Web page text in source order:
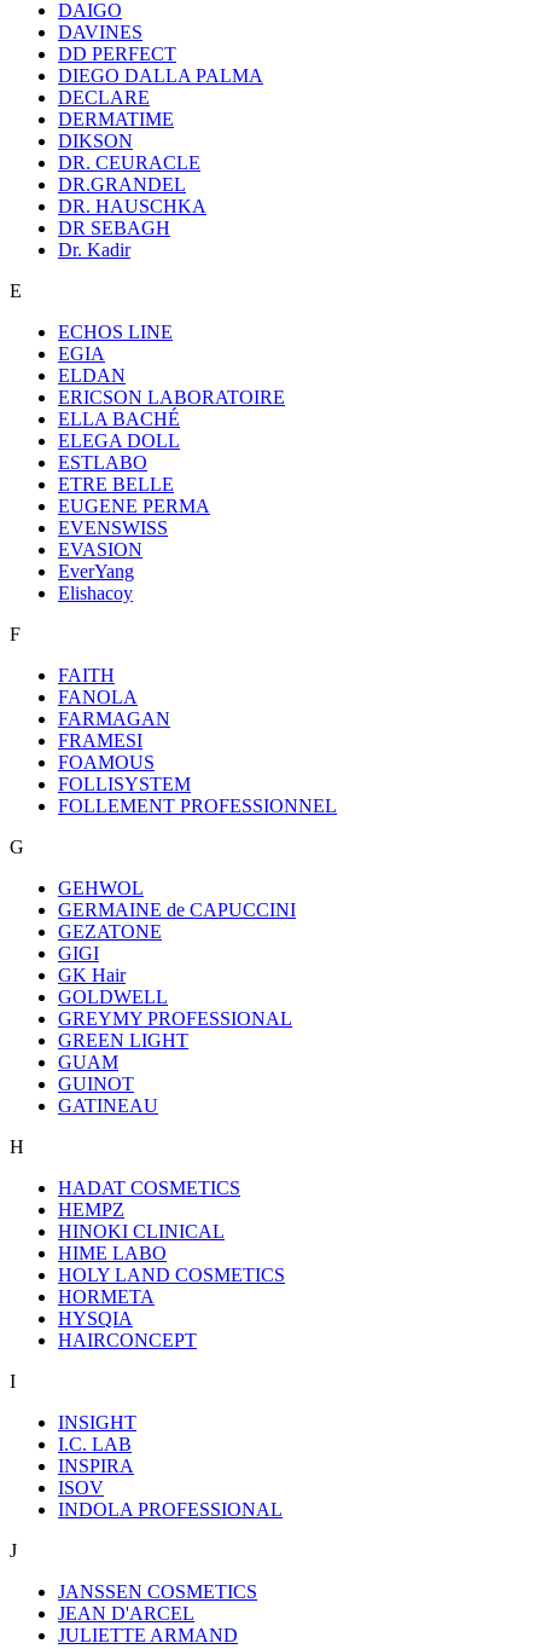
DAIGO
DAVINES
DD PERFECT
DIEGO DALLA PALMA
DECLARE
DERMATIME
DIKSON
DR. CEURACLE
DR.GRANDEL
DR. HAUSCHKA
DR SEBAGH
Dr. Kadir
E
ECHOS LINE
EGIA
ELDAN
ERICSON LABORATOIRE
ELLA BACHÉ
ELEGA DOLL
ESTLABO
ETRE BELLE
EUGENE PERMA
EVENSWISS
EVASION
EverYang
Elishacoy
F
FAITH
FANOLA
FARMAGAN
FRAMESI
FOAMOUS
FOLLISYSTEM
FOLLEMENT PROFESSIONNEL
G
GEHWOL
GERMAINE de CAPUCCINI
GEZATONE
GIGI
GK Hair
GOLDWELL
GREYMY PROFESSIONAL
GREEN LIGHT
GUAM
GUINOT
GATINEAU
H
HADAT COSMETICS
HEMPZ
HINOKI CLINICAL
HIME LABO
HOLY LAND COSMETICS
HORMETA
HYSQIA
HAIRCONCEPT
I
INSIGHT
I.C. LAB
INSPIRA
ISOV
INDOLA PROFESSIONAL
J
JANSSEN COSMETICS
JEAN D'ARCEL
JULIETTE ARMAND